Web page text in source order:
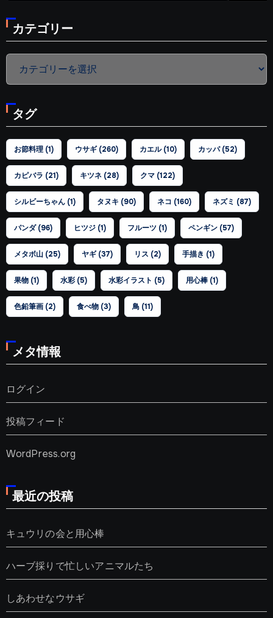
カテゴリー
カ
リ
ー
タグ
お節料理(1) ウサギ(260) カエル(10) カッパ(52)
カピバラ (21) キツネ(28) クマ(122)
シルビーちゃん(1) タヌキ (90) ネコ (160) ネズミ (87)
パンダ(96) ヒツジ(1) フルーツ(1) ペンギン(57)
メタボ山(25) ヤギ(37) リス (2) 手描き (1)
果物(1) 水彩(5) 水彩イラスト (5) 用心棒(1)
色鉛筆画(2) 食べ物(3) 鳥(11)
メタ情報
ログイン
投稿フィード
WordPress.org
最近の投稿
キュウリの会と用心棒
ハーブ採りで忙しいアニマルたち
しあわせなウサギ